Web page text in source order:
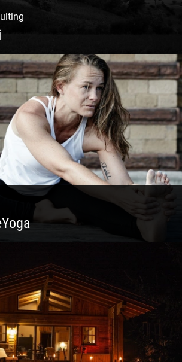
Gestaltung |
Medien | Fotografie &
Weine
| Körper & Geist